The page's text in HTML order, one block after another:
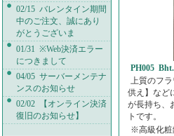
02/15 バレンタイン期間
中のご注文、誠にあり
がとうございま
01/31 ※Web決済エラー
につきまして
04/05 サーバーメンテナ
ンスのお知らせ
02/02 【オンライン決済
復旧のお知らせ】
PH005 Bht.
上質のフ
供え】など
が長持ち、
トです。
※高級化粧